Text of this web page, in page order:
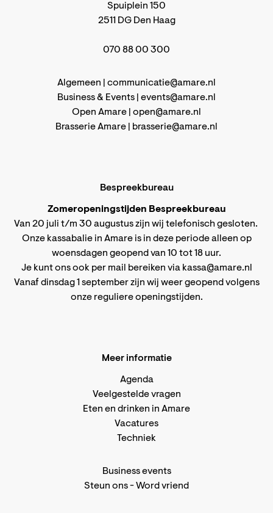
Spuiplein 150
2511 DG Den Haag
070 88 00 300
Algemeen | communicatie@amare.nl
Business & Events | events@amare.nl
Open Amare | open@amare.nl
Brasserie Amare |
brasserie@amare.nl
Bespreekbureau
Zomeropeningstijden Bespreekbureau
Van 20 juli t/m 30 augustus zijn wij telefonisch gesloten.
Onze kassabalie in Amare is in deze periode alleen op
woensdagen geopend van 10 tot 18 uur.
Je kunt ons ook per mail bereiken via kassa@amare.nl
Vanaf dinsdag 1 september zijn wij weer geopend volgens
onze reguliere openingstijden.
Meer informatie
Agenda
Veelgestelde vragen
Eten en drinken in Amare
Vacatures
Techniek
Business events
Steun ons-Word vriend